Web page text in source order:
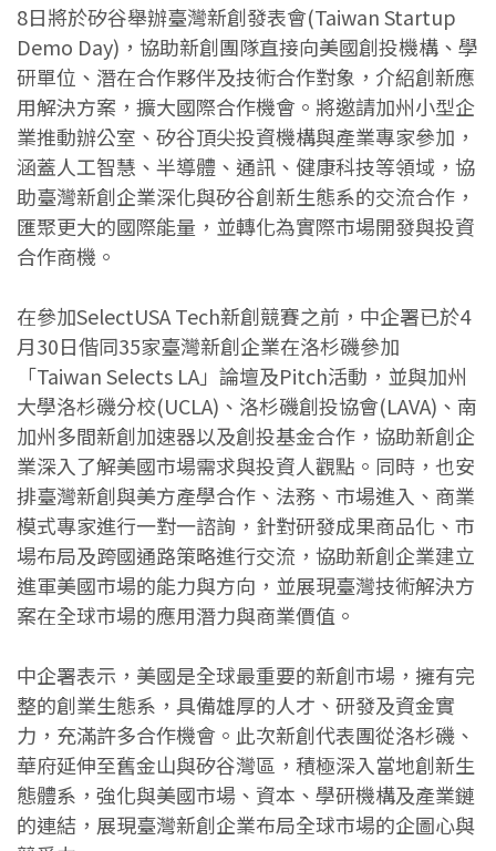
8日將於矽谷舉辦臺灣新創發表會(Taiwan Startup
Demo Day)，協助新創團隊直接向美國創投機構、學
研單位、潛在合作夥伴及技術合作對象，介紹創新應
用解決方案，擴大國際合作機會。將邀請加州小型企
業推動辦公室、矽谷頂尖投資機構與產業專家參加，
涵蓋人工智慧、半導體、通訊、健康科技等領域，協
助臺灣新創企業深化與矽谷創新生態系的交流合作，
匯聚更大的國際能量，並轉化為實際市場開發與投資
合作商機。
在參加SelectUSA Tech新創競賽之前，中企署已於4
月30日偕同35家臺灣新創企業在洛杉磯參加
「Taiwan Selects LA」論壇及Pitch活動，並與加州
大學洛杉磯分校(UCLA)、洛杉磯創投協會(LAVA)、南
加州多間新創加速器以及創投基金合作，協助新創企
業深入了解美國市場需求與投資人觀點。同時，也安
排臺灣新創與美方產學合作、法務、市場進入、商業
模式專家進行一對一諮詢，針對研發成果商品化、市
場布局及跨國通路策略進行交流，協助新創企業建立
進軍美國市場的能力與方向，並展現臺灣技術解決方
案在全球市場的應用潛力與商業價值。
中企署表示，美國是全球最重要的新創市場，擁有完
整的創業生態系，具備雄厚的人才、研發及資金實
力，充滿許多合作機會。此次新創代表團從洛杉磯、
華府延伸至舊金山與矽谷灣區，積極深入當地創新生
態體系，強化與美國市場、資本、學研機構及產業鏈
的連結，展現臺灣新創企業布局全球市場的企圖心與